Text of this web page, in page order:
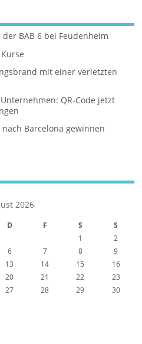
BAB 6 bei Feudenheim
mit einer verletzten
QR-Code jetzt
Barcelona gewinnen
2026
D F S S
1
2
6 7 8
9
13 14 15
16
20 21 22
23
27 28 29
30